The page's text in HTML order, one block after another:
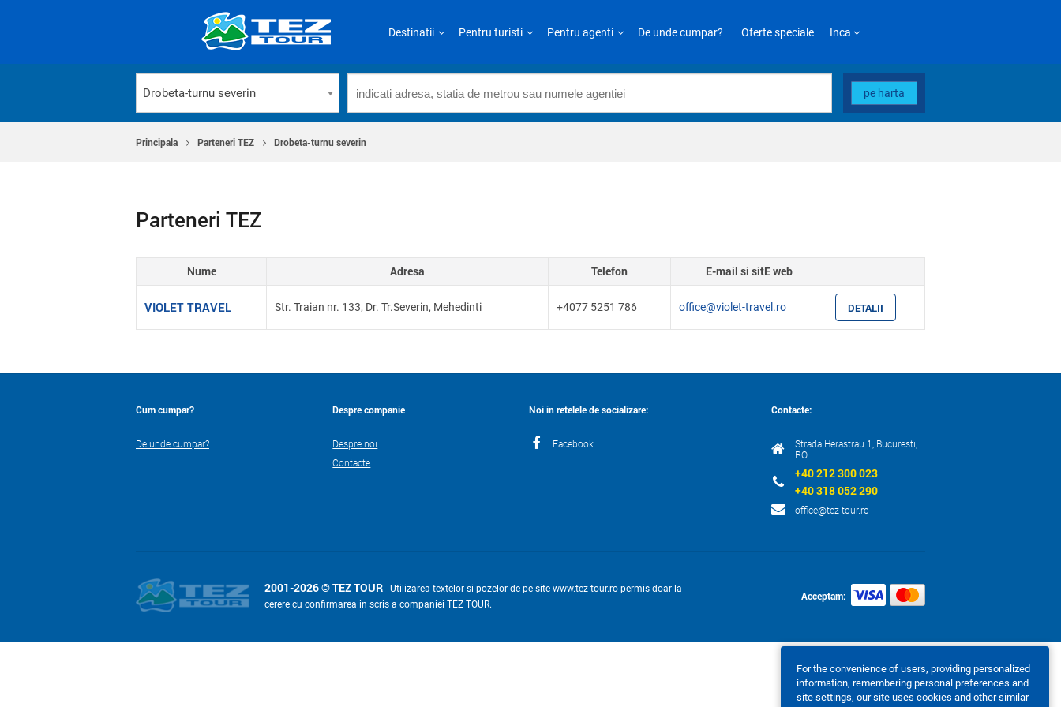
Destinatii Pentru turisti Pentru agenti De unde cumpar? Oferte speciale Inca
Drobeta-turnu severin pe harta
Principala Parteneri TEZ Drobeta-turnu severin
Parteneri TEZ
Nume Adresa Telefon E-mail si sitE web
VIOLET TRAVEL Str. Traian nr. 133, Dr. Tr.Severin, Mehedinti +4077 5251 786 office@violet-travel.ro DETALII
Cum cumpar?
De unde cumpar?
Despre companie
Despre noi
Contacte
Noi in retelele de socializare:
Facebook
Contacte:
Strada Herastrau 1, Bucuresti,
RO
+40 212 300 023
+40 318 052 290
office@tez-tour.ro
2001-2026 © TEZ TOUR - Utilizarea textelor si pozelor de pe site www.tez-tour.ro permis doar la
cerere cu confirmarea in scris a companiei TEZ TOUR.
Acceptam:
For the convenience of users, providing personalized
information, remembering personal preferences and
site settings, our site uses cookies and other similar